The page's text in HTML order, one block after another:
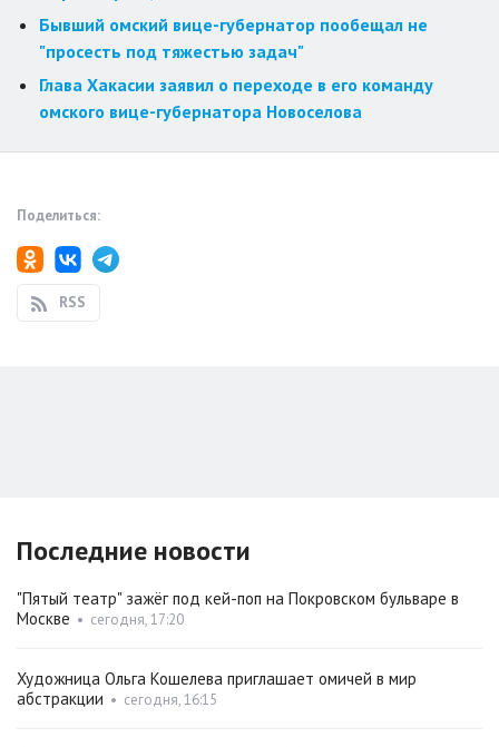
Бывший омский вице-губернатор пообещал не
"просесть под тяжестью задач"
Глава Хакасии заявил о переходе в его команду
омского вице-губернатора Новоселова
Поделиться:
RSS
Последние новости
"Пятый театр" зажёг под кей-поп на Покровском бульваре в
Москве • сегодня, 17:20
Художница Ольга Кошелева приглашает омичей в мир
абстракции • сегодня, 16:15